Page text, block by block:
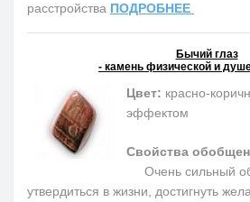
расстройства ПОДРОБНЕЕ
Бычий глаз
- камень физической и
Цвет: красно-
эффектом
Свойства
Очень сильный
утвердиться в жизни, достигнуть